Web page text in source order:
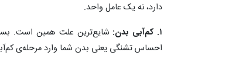
دارد، نه یک عامل واحد.
۱. کم‌آبی بدن:
شایع‌ترین علت همین است.
احساس تشنگی یعنی بدن شما وارد مرحله‌ی